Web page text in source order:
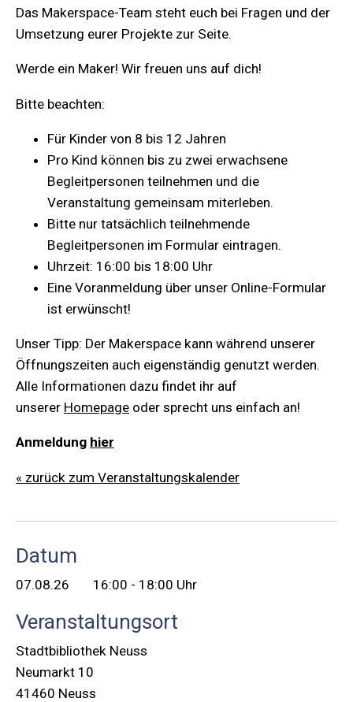
Das Makerspace-Team steht euch bei Fragen und der
Umsetzung eurer Projekte zur Seite.
Werde ein Maker! Wir freuen uns auf dich!
Bitte beachten:
Für Kinder von 8 bis 12 Jahren
Pro Kind können bis zu zwei erwachsene
Begleitpersonen teilnehmen und die
Veranstaltung gemeinsam miterleben.
Bitte nur tatsächlich teilnehmende
Begleitpersonen im Formular eintragen.
Uhrzeit: 16:00 bis 18:00 Uhr
Eine Voranmeldung über unser Online-Formular
ist erwünscht!
Unser Tipp: Der Makerspace kann während unserer
Öffnungszeiten auch eigenständig genutzt werden.
Alle Informationen dazu findet ihr auf
unserer Homepage oder sprecht uns einfach an!
Anmeldung hier
« zurück zum Veranstaltungskalender
Datum
07.08.26 16:00 - 18:00 Uhr
Veranstaltungsort
Stadtbibliothek Neuss
Neumarkt 10
41460 Neuss